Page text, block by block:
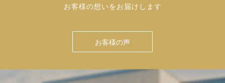
お客様の想いをお届けします
お客様の声